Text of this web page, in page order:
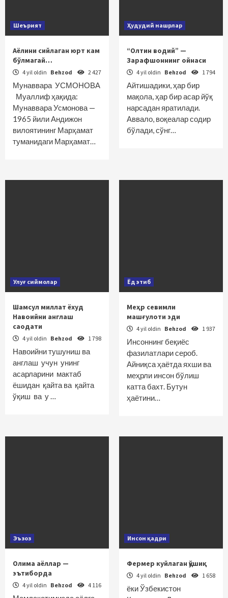
Шеърият
Аёлини сийлаган юрт кам
бўлмагай…
4 yil oldin Behzod 2 427
Мунаввара УСМОНОВА
Муаллиф ҳақида:
Мунаввара Усмонова —
1965 йили Андижон
вилоятининг Марҳамат
туманидаги Марҳамат…
Ҳудудий нашрлар
“Олтин водий” —
Зарафшоннинг ойнаси
4 yil oldin Behzod 1 794
Айтишадики, ҳар бир
мақола, ҳар бир асар йўқ
нарсадан яратилади.
Аввало, воқеалар содир
бўлади, сўнг…
Улуғ сиймолар
Шамсул миллат ёхуд
Навоийни англаш
саодати
4 yil oldin Behzod 1 798
Навоийни тушуниш ва
англаш учун унинг
асарларини мактаб
ёшидан қайта ва қайта
ўқиш ва у …
Ёд этиб
Меҳр севимли
машғулоти эди
4 yil oldin Behzod 1 937
Инсоннинг беқиёс
фазилатлари сероб.
Айниқса ҳаётда яхши ва
меҳрли инсон бўлиш
катта бахт. Бутун
ҳаётини…
Эъзоз
Олима аёллар —
эътиборда
4 yil oldin Behzod 4 116
Инсон қадри
Фермер куйлаган қўшиқ
4 yil oldin Behzod 1 658
ёки Ўзбекистон